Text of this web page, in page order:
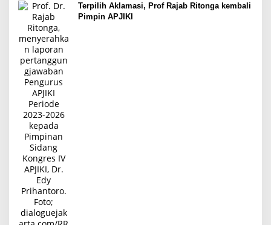
Terpilih Aklamasi, Prof Rajab Ritonga kembali
Pimpin APJIKI